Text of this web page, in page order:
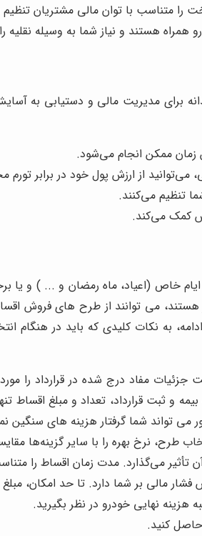
را متناسب با توان مالی مشتریان
هستند و نیاز شما به وسیله نقلیه
برای مدیریت مالی و دستیابی به
زمان ممکن انجام می‌شود.
از ارزش پول خود در برابر تورم
تنظیم می‌کنند.
کمک می‌کند.
خاص (اعیاد، ماه رمضان و ... ) و یا
می توانند از طرح های فروش
به نکات کلیدی که باید در هنگام
مفاد درج شده در قرارداد را
و ثبت قرارداد، تعداد و مبلغ
تواند شما گرفتار هزینه های سنگین
طرح، نرخ بهره را با سایر گزینه‌ها
می‌گذارد. مدت زمان اقساط را
مالی بر شما دارد. تا حد امکان،
هزینه نهایی خودرو در نظر بگیرید.
کنید.